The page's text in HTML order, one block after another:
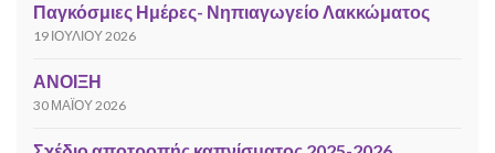
Παγκόσμιες Ημέρες- Νηπιαγωγείο Λακκώματος
19 ΙΟΥΛΊΟΥ 2026
ΑΝΟΙΞΗ
30 ΜΑΪ́ΟΥ 2026